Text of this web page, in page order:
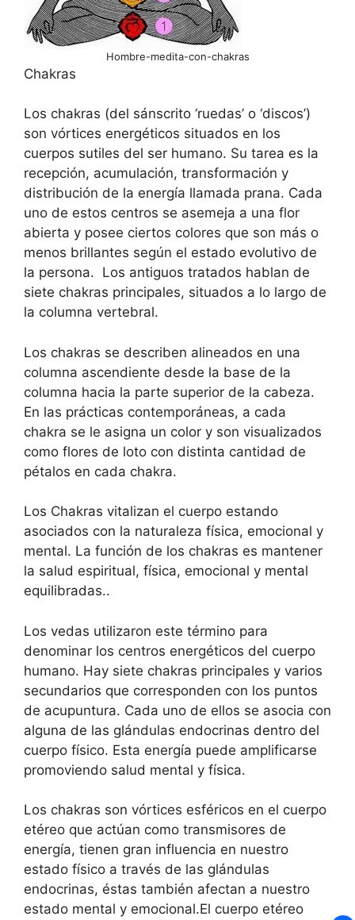
Hombre-medita-con-chakras
Chakras
Los chakras (del sánscrito ‘ruedas’ o ‘discos’)
son vórtices energéticos situados en los
cuerpos sutiles del ser humano. Su tarea es la
recepción, acumulación, transformación y
distribución de la energía llamada prana. Cada
uno de estos centros se asemeja a una flor
abierta y posee ciertos colores que son más o
menos brillantes según el estado evolutivo de
la persona. Los antiguos tratados hablan de
siete chakras principales, situados a lo largo de
la columna vertebral.
Los chakras se describen alineados en una
columna ascendiente desde la base de la
columna hacia la parte superior de la cabeza.
En las prácticas contemporáneas, a cada
chakra se le asigna un color y son visualizados
como flores de loto con distinta cantidad de
pétalos en cada chakra.
Los Chakras vitalizan el cuerpo estando
asociados con la naturaleza física, emocional y
mental. La función de los chakras es mantener
la salud espiritual, física, emocional y mental
equilibradas..
Los vedas utilizaron este término para
denominar los centros energéticos del cuerpo
humano. Hay siete chakras principales y varios
secundarios que corresponden con los puntos
de acupuntura. Cada uno de ellos se asocia con
alguna de las glándulas endocrinas dentro del
cuerpo físico. Esta energía puede amplificarse
promoviendo salud mental y física.
Los chakras son vórtices esféricos en el cuerpo
etéreo que actúan como transmisores de
energía, tienen gran influencia en nuestro
estado físico a través de las glándulas
endocrinas, éstas también afectan a nuestro
estado mental y emocional.El cuerpo etéreo